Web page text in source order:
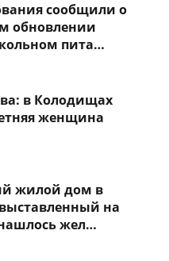
сообщили о
обновлении
пита…
в Колодищах
женщина
жилой дом в
на
жел…